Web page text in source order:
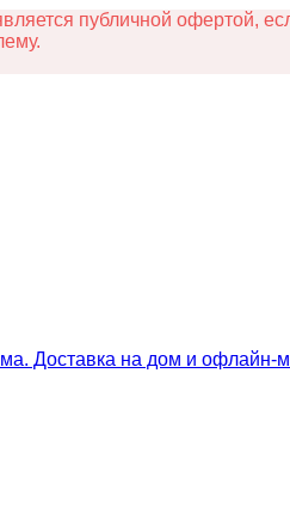
публичной офертой,
Доставка на дом и